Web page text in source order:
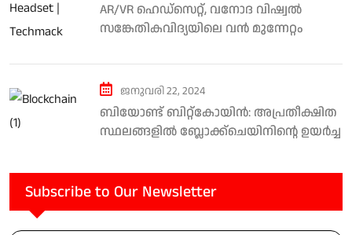
AR/VR ഹെഡ്സെറ്റ്, വനോദ വിഷ്വൽ
സങ്കേതികവിദ്യയിലെ വൻ മുന്നേറ്റം
ജനുവരി 22, 2024
ബിയോണ്ട് ബിറ്റ്കോയിൻ: അപ്രതീക്ഷിത
സ്ഥലങ്ങളിൽ ബ്ലോക്ക്ചെയിനിന്റെ ഉയർച്ച
Subscribe to Our Newsletter